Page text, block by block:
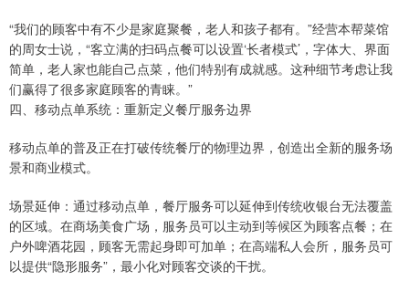
“我们的顾客中有不少是家庭聚餐，老人和孩子都有。”经营本帮菜馆
的周女士说，“客立满的扫码点餐可以设置‘长者模式’，字体大、界面
简单，老人家也能自己点菜，他们特别有成就感。这种细节考虑让我
们赢得了很多家庭顾客的青睐。”
四、移动点单系统：重新定义餐厅服务边界
移动点单的普及正在打破传统餐厅的物理边界，创造出全新的服务场
景和商业模式。
场景延伸：通过移动点单，餐厅服务可以延伸到传统收银台无法覆盖
的区域。在商场美食广场，服务员可以主动到等候区为顾客点餐；在
户外啤酒花园，顾客无需起身即可加单；在高端私人会所，服务员可
以提供“隐形服务”，最小化对顾客交谈的干扰。